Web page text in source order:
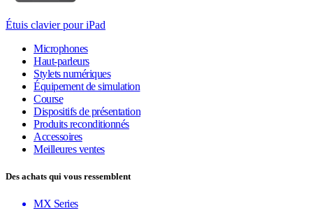
Étuis clavier pour iPad
Microphones
Haut-parleurs
Stylets numériques
Équipement de simulation
Course
Dispositifs de présentation
Produits reconditionnés
Accessoires
Meilleures ventes
Des achats qui vous ressemblent
MX Series